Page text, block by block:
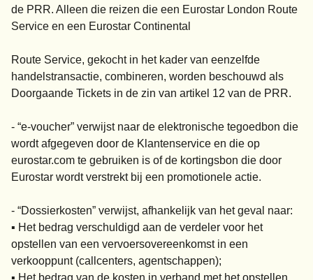
de PRR. Alleen die reizen die een Eurostar London Route
Service en een Eurostar Continental
Route Service, gekocht in het kader van eenzelfde
handelstransactie, combineren, worden beschouwd als
Doorgaande Tickets in de zin van artikel 12 van de PRR.
- “e-voucher” verwijst naar de elektronische tegoedbon die
wordt afgegeven door de Klantenservice en die op
eurostar.com te gebruiken is of de kortingsbon die door
Eurostar wordt verstrekt bij een promotionele actie.
- “Dossierkosten” verwijst, afhankelijk van het geval naar:
▪ Het bedrag verschuldigd aan de verdeler voor het
opstellen van een vervoersovereenkomst in een
verkooppunt (callcenters, agentschappen);
▪ Het bedrag van de kosten in verband met het opstellen